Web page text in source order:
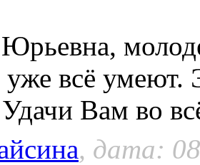
уже всё умеют.
Вам во
, дата: